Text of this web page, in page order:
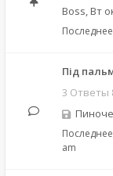
Boss, Вт
Під
3 Ответы
am